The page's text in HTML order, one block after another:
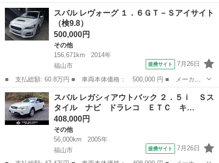
名： スバル ■ 車種名： レガシィアウトバック ■ グレード
名： ２．５ｉ Ｓスタイルリミテッド ４ＷＤ 純正１７ＡＷ Ｈ
ＩＤ ルーフキャリア...
岡山 岡山市
スバル レヴォーグ １．６ＧＴ－Ｓアイサイト
（検9.8）
500,000円
その他
156,671km
2014年
福山市
提携サイト 7月26日
■ 支払総額: 60.8万円 ■ 車両本体価格： 500,000 円 ■ メーカー
名： スバル ■ 車種名： レヴォーグ ■ グレード名： １．６Ｇ
Ｔ－Ｓアイサイト ■ 排気量： 1600cc ■ ドア枚数： 5D ■ ミ...
広島 福山市
スバル レガシィアウトバック ２．５ｉ Ｓス
タイル ナビ ドラレコ ＥＴＣ キ…
408,000円
その他
56,000km
2005年
福山市
提携サイト 7月26日